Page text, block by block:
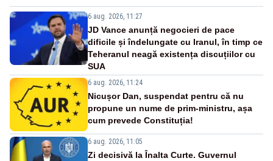
6 aug. 2026, 11:27
JD Vance anunță negocieri de pace
dificile și îndelungate cu Iranul, în timp ce
Teheranul neagă existența discuțiilor cu
SUA
6 aug. 2026, 11:24
Nicușor Dan, suspendat pentru că nu
propune un nume de prim-ministru, așa
cum prevede Constituția!
6 aug. 2026, 11:05
Zi decisivă la Înalta Curte. Guvernul